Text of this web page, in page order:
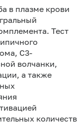
в плазме крови
Тест
С3-
волчанки,
а также
количеств